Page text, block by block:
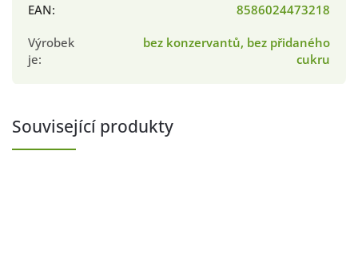
EAN:
8586024473218
Výrobek
je:
bez konzervantů, bez přidaného
cukru
Související produkty